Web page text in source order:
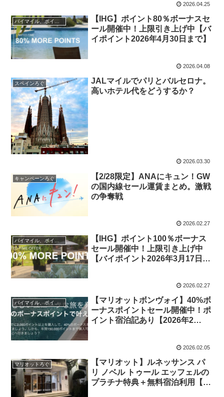
2026.04.25
【IHG】ポイント80％ボーナスセ
ール開催中！上限引き上げ中【バ
イポイント2026年4月30日まで】
2026.04.08
スペインろぐ
JALマイルでパリとバルセロナ。
高いホテル代をどうするか？
2026.03.30
キャンペーンろぐ
【2/28限定】ANAにキュン！GW
の国内線セール運賃まとめ。激戦
の争奪戦
2026.02.27
【IHG】ポイント100％ボーナス
セール開催中！上限引き上げ中
【バイポイント2026年3月17日ま
2026.02.27
バイマイル、ポイント
【マリオットボンヴォイ】40%ボ
ーナスポイントセール開催中！ポ
イント宿泊記あり【2026年2
2026.02.05
マリオットろぐ
【マリオット】ルネッサンス パ
リ ノベル トゥール エッフェルの
プラチナ特典＋無料宿泊利用【宿